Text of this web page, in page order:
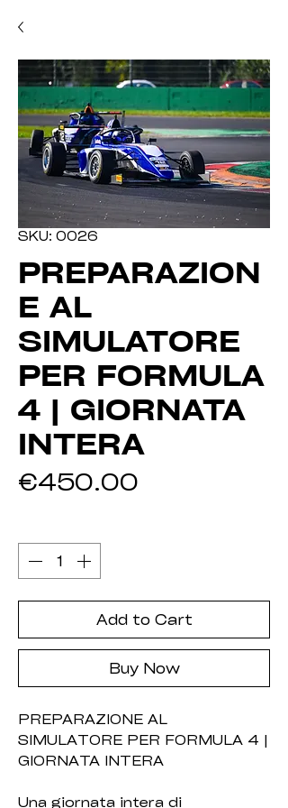
SKU: 0026
PREPARAZION
E AL
SIMULATORE
PER FORMULA
4 | GIORNATA
INTERA
€450.00
Add to Cart
Buy Now
PREPARAZIONE AL
SIMULATORE PER FORMULA 4 |
GIORNATA INTERA
Una giornata intera di